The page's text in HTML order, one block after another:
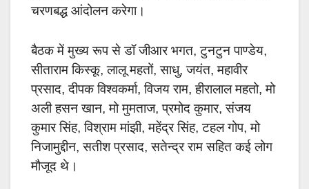
चरणबद्ध आंदोलन करेगा।
बैठक में मुख्य रूप से डॉ जीआर भगत, टुनटुन पाण्डेय,
सीताराम किस्कू, लालू महतों, साधु, जयंत, महावीर
प्रसाद, दीपक विश्वकर्मा, विजय राम, हीरालाल महतो, मो
अली हसन खान, मो मुमताज, प्रमोद कुमार, संजय
कुमार सिंह, विश्राम मांझी, महेंद्र सिंह, टहल गोप, मो
निजामुद्दीन, सतीश प्रसाद, सतेन्द्र राम सहित कई लोग
मौजूद थे।